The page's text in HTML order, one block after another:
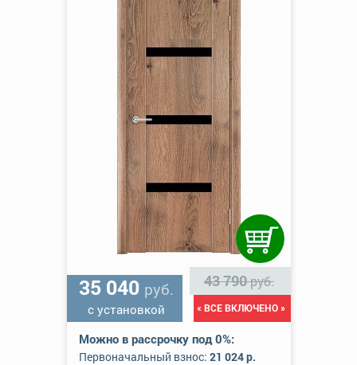
35 040 руб.
с установкой
43 790руб.
« ВСЕ ВКЛЮЧЕНО »
Можно в рассрочку под 0%:
Первоначальный взнос: 21 024 р.